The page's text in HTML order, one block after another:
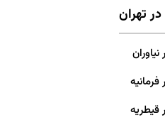
تهران
قیطریه